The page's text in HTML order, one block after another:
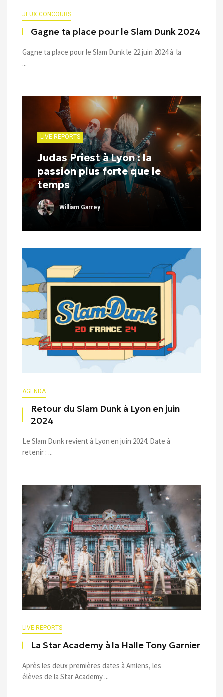
JEUX CONCOURS
Gagne ta place pour le Slam Dunk 2024
Gagne ta place pour le Slam Dunk le 22 juin 2024 à la
...
LIVE REPORTS
Judas Priest à Lyon : la
passion plus forte que le
temps
William Garrey
AGENDA
Retour du Slam Dunk à Lyon en juin
2024
Le Slam Dunk revient à Lyon en juin 2024. Date à
retenir : ...
LIVE REPORTS
La Star Academy à la Halle Tony Garnier
Après les deux premières dates à Amiens, les
élèves de la Star Academy ...